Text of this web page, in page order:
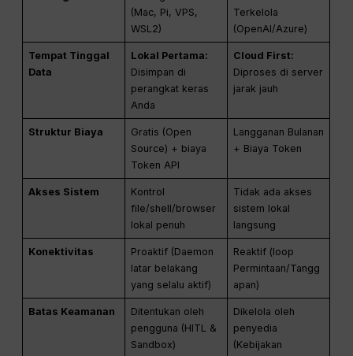
(Mac, Pi, VPS,
WSL2)
Terkelola
(OpenAI/Azure)
Tempat Tinggal
Data
Lokal Pertama:
Disimpan di
perangkat keras
Anda
Cloud First:
Diproses di server
jarak jauh
Struktur Biaya
Gratis (Open
Source) + biaya
Token API
Langganan Bulanan
+ Biaya Token
Akses Sistem
Kontrol
file/shell/browser
lokal penuh
Tidak ada akses
sistem lokal
langsung
Konektivitas
Proaktif (Daemon
latar belakang
yang selalu aktif)
Reaktif (loop
Permintaan/Tangg
apan)
Batas Keamanan
Ditentukan oleh
pengguna (HITL &
Sandbox)
Dikelola oleh
penyedia
(Kebijakan